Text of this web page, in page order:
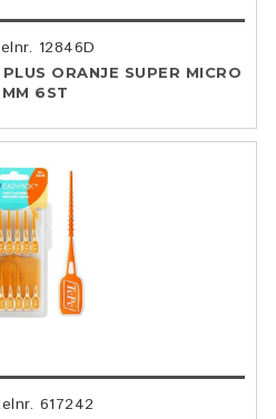
12846D
ORANJE SUPER MICRO
6ST
617242